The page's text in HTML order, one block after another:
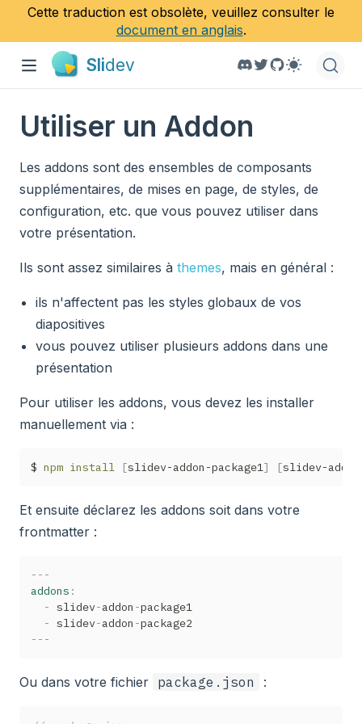
Cette traduction est obsolète, veuillez consulter le
document en anglais.
Slidev
Utiliser un Addon
Les addons sont des ensembles de composants
supplémentaires, de mises en page, de styles, de
configuration, etc. que vous pouvez utiliser dans
votre présentation.
Ils sont assez similaires à themes, mais en général :
ils n'affectent pas les styles globaux de vos
diapositives
vous pouvez utiliser plusieurs addons dans une
présentation
Pour utiliser les addons, vous devez les installer
manuellement via :
$ npm install [slidev-addon-package1] [slidev-
Et ensuite déclarez les addons soit dans votre
frontmatter :
---
addons :
- slidev-addon -package1
- slidev-addon -
package2
---
Ou dans votre fichier package.json :